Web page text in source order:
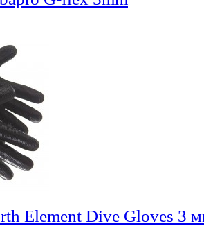
Element Dive Gloves 3